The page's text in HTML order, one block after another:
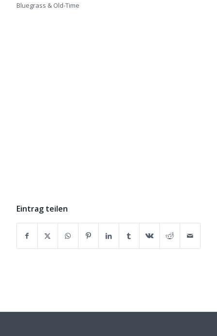
Bluegrass & Old-Time
Eintrag teilen